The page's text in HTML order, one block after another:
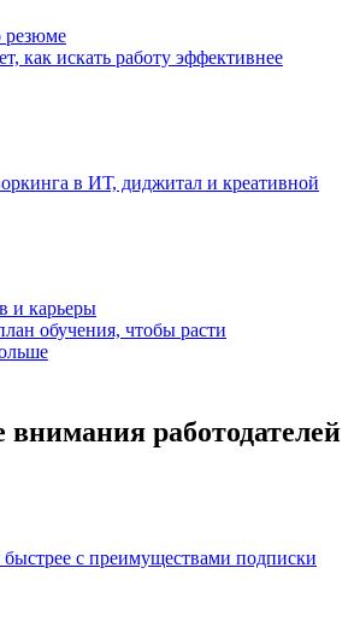
резюме
как искать работу эффективнее
в ИТ, диджитал и креативной
и карьеры
обучения, чтобы расти
работодателей
с преимуществами подписки